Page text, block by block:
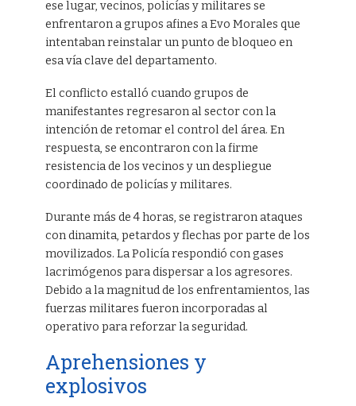
ese lugar, vecinos, policías y militares se
enfrentaron a grupos afines a Evo Morales que
intentaban reinstalar un punto de bloqueo en
esa vía clave del departamento.
El conflicto estalló cuando grupos de
manifestantes regresaron al sector con la
intención de retomar el control del área. En
respuesta, se encontraron con la firme
resistencia de los vecinos y un despliegue
coordinado de policías y militares.
Durante más de 4 horas, se registraron ataques
con dinamita, petardos y flechas por parte de los
movilizados. La Policía respondió con gases
lacrimógenos para dispersar a los agresores.
Debido a la magnitud de los enfrentamientos, las
fuerzas militares fueron incorporadas al
operativo para reforzar la seguridad.
Aprehensiones y
explosivos